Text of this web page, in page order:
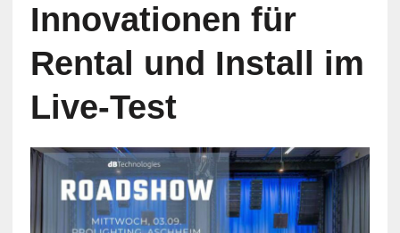
Innovationen für
Rental und Install im
Live-Test